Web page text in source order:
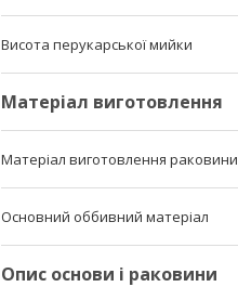
Висота перукарської мийки
Матеріал виготовлення
Матеріал виготовлення раковини
Основний оббивний матеріал
Опис основи і раковини